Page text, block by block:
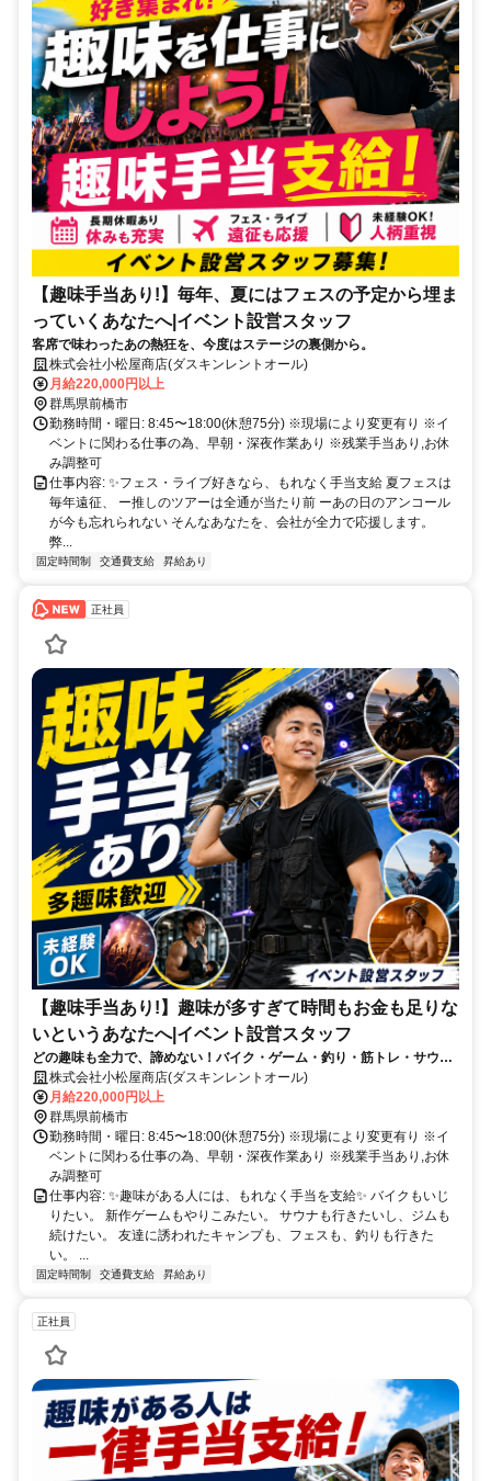
【趣味手当あり!】毎年、夏にはフェスの予定から埋ま
っていくあなたへ|イベント設営スタッフ
客席で味わったあの熱狂を、今度はステージの裏側から。
株式会社小松屋商店(ダスキンレントオール)
月給220,000円以上
群馬県前橋市
勤務時間・曜日: 8:45〜18:00(休憩75分) ※現場により変更有り ※イ
ベントに関わる仕事の為、早朝・深夜作業あり ※残業手当あり,お休
み調整可
仕事内容: ✨フェス・ライブ好きなら、もれなく手当支給 夏フェスは
毎年遠征、 ー推しのツアーは全通が当たり前 ーあの日のアンコール
が今も忘れられない そんなあなたを、会社が全力で応援します。
弊...
固定時間制 交通費支給 昇給あり
正社員
【趣味手当あり!】趣味が多すぎて時間もお金も足りな
いというあなたへ|イベント設営スタッフ
どの趣味も全力で、諦めない！バイク・ゲーム・釣り・筋トレ・サウ
ナ。全部やりたい人へ、趣味手当を支給します。
株式会社小松屋商店(ダスキンレントオール)
月給220,000円以上
群馬県前橋市
勤務時間・曜日: 8:45〜18:00(休憩75分) ※現場により変更有り ※イ
ベントに関わる仕事の為、早朝・深夜作業あり ※残業手当あり,お休
み調整可
仕事内容: ✨趣味がある人には、もれなく手当を支給✨ バイクもいじ
りたい。 新作ゲームもやりこみたい。 サウナも行きたいし、ジムも
続けたい。 友達に誘われたキャンプも、フェスも、釣りも行きた
い。 ...
固定時間制 交通費支給 昇給あり
正社員